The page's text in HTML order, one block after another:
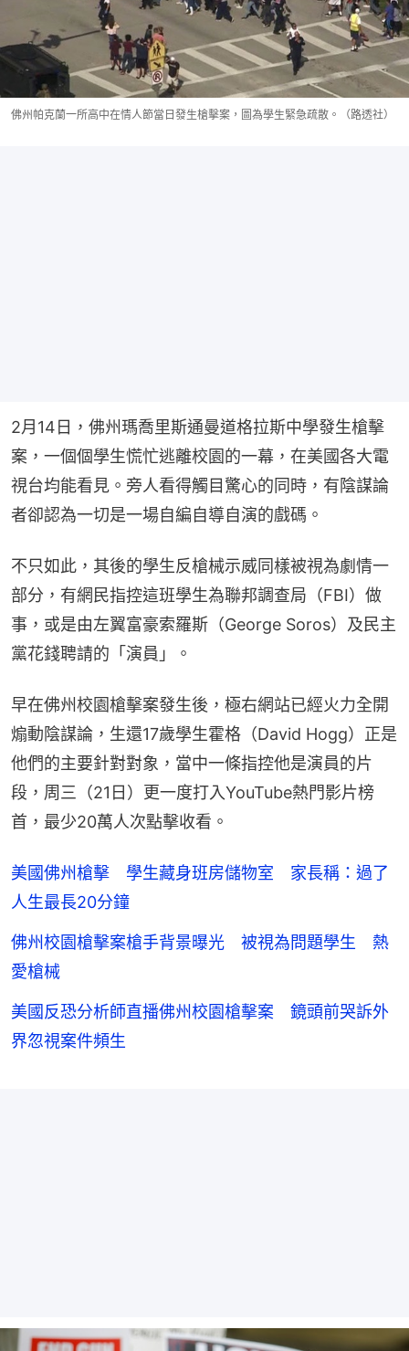
佛州帕克蘭一所高中在情人節當日發生槍擊案，圖為學生緊急疏散。（路透社）
2月14日，佛州瑪喬里斯通曼道格拉斯中學發生槍擊
案，一個個學生慌忙逃離校園的一幕，在美國各大電
視台均能看見。旁人看得觸目驚心的同時，有陰謀論
者卻認為一切是一場自編自導自演的戲碼。
不只如此，其後的學生反槍械示威同樣被視為劇情一
部分，有網民指控這班學生為聯邦調查局（FBI）做
事，或是由左翼富豪索羅斯（George Soros）及民主
黨花錢聘請的「演員」。
早在佛州校園槍擊案發生後，極右網站已經火力全開
煽動陰謀論，生還17歲學生霍格（David Hogg）正是
他們的主要針對對象，當中一條指控他是演員的片
段，周三（21日）更一度打入YouTube熱門影片榜
首，最少20萬人次點擊收看。
美國佛州槍擊 學生藏身班房儲物室 家長稱：過了
人生最長20分鐘
佛州校園槍擊案槍手背景曝光 被視為問題學生 熱
愛槍械
美國反恐分析師直播佛州校園槍擊案 鏡頭前哭訴外
界忽視案件頻生